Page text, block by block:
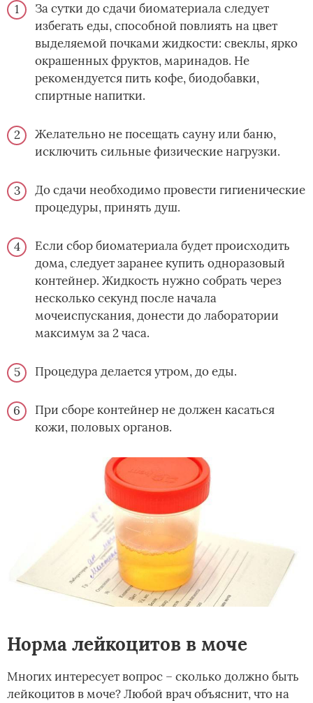
За сутки до сдачи биоматериала следует
избегать еды, способной повлиять на цвет
выделяемой почками жидкости: свеклы, ярко
окрашенных фруктов, маринадов. Не
рекомендуется пить кофе, биодобавки,
спиртные напитки.
Желательно не посещать сауну или баню,
исключить сильные физические нагрузки.
До сдачи необходимо провести гигиенические
процедуры, принять душ.
Если сбор биоматериала будет происходить
дома, следует заранее купить одноразовый
контейнер. Жидкость нужно собрать через
несколько секунд после начала
мочеиспускания, донести до лаборатории
максимум за 2 часа.
Процедура делается утром, до еды.
При сборе контейнер не должен касаться
кожи, половых органов.
Норма лейкоцитов в моче
Многих интересует вопрос – сколько должно быть
лейкоцитов в моче? Любой врач объяснит, что на